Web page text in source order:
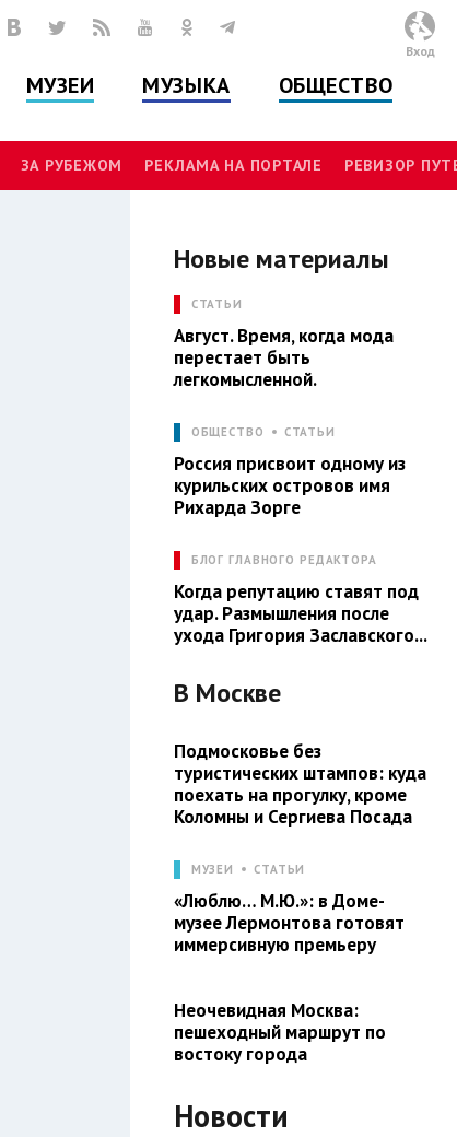
МУЗЕИ МУЗЫКА ОБЩЕСТВО
Вход
ЗА РУБЕЖОМ РЕКЛАМА НА ПОРТАЛЕ РЕВИЗОР
Новые материалы
СТАТЬИ
Август. Время, когда мода
перестает быть
легкомысленной.
ОБЩЕСТВО СТАТЬИ
Россия присвоит одному из
курильских островов имя
Рихарда Зорге
БЛОГ ГЛАВНОГО РЕДАКТОРА
Когда репутацию ставят под
удар. Размышления после
ухода Григория Заславского...
В Москве
Подмосковье без
туристических штампов: куда
поехать на прогулку, кроме
Коломны и Сергиева Посада
МУЗЕИ СТАТЬИ
«Люблю… М.Ю.»: в Доме-
музее Лермонтова готовят
иммерсивную премьеру
Неочевидная Москва:
пешеходный маршрут по
востоку города
Новости